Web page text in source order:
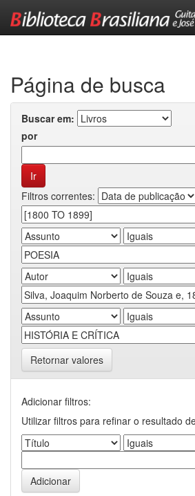
Página de busca
Buscar em:
por
Filtros correntes:
Retornar valores
Adicionar filtros:
Utilizar filtros para refinar o resultado